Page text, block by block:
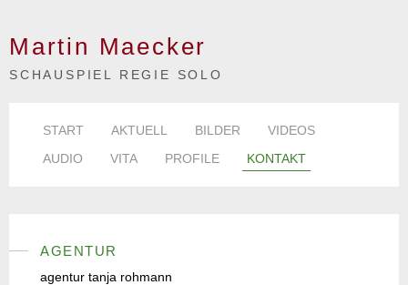
Martin Maecker
SCHAUSPIEL REGIE SOLO
START AKTUELL BILDER
VIDEOS
AUDIO
VITA PROFILE KONTAKT
AGENTUR
agentur tanja rohmann